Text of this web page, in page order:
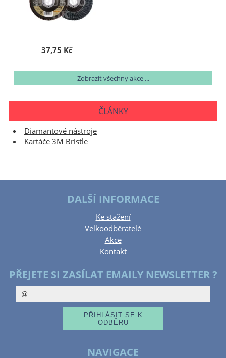
37,75 Kč
Zobrazit všechny akce ...
ČLÁNKY
Diamantové nástroje
Kartáče 3M Bristle
DALŠÍ INFORMACE
Ke stažení
Velkoodběratelé
Akce
Kontakt
PŘEJETE SI ZASÍLAT EMAILY NEWSLETTER ?
NAVIGACE